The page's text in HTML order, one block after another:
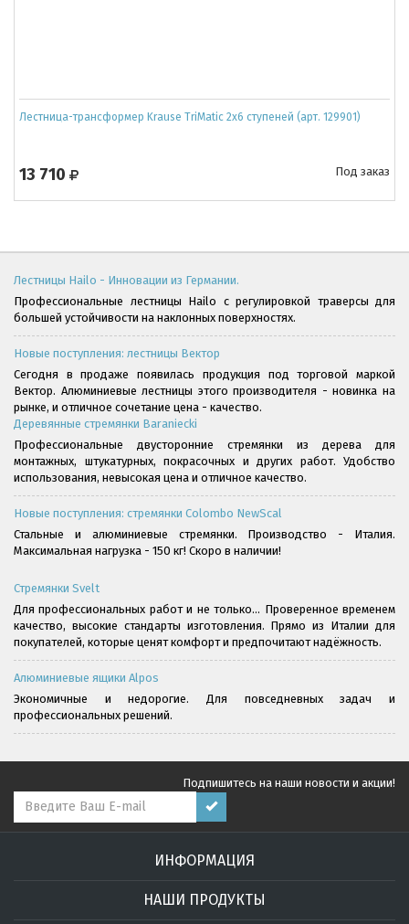
Лестница-трансформер Krause TriMatic 2x6 ступеней (арт. 129901)
13 710 Под заказ
Лестницы Hailo - Инновации из Германии.
Профессиональные лестницы Hailo с регулировкой траверсы для
большей устойчивости на наклонных поверхностях.
Новые поступления: лестницы Вектор
Сегодня в продаже появилась продукция под торговой маркой
Вектор. Алюминиевые лестницы этого производителя - новинка на
рынке, и отличное сочетание цена - качество.
Деревянные стремянки Baraniecki
Профессиональные двусторонние стремянки из дерева для
монтажных, штукатурных, покрасочных и других работ. Удобство
использования, невысокая цена и отличное качество.
Новые поступления: стремянки Colombo NewScal
Стальные и алюминиевые стремянки. Производство - Италия.
Максимальная нагрузка - 150 кг! Скоро в наличии!
Стремянки Svelt
Для профессиональных работ и не только... Проверенное временем
качество, высокие стандарты изготовления. Прямо из Италии для
покупателей, которые ценят комфорт и предпочитают надёжность.
Алюминиевые ящики Alpos
Экономичные и недорогие. Для повседневных задач и
профессиональных решений.
Подпишитесь на наши новости и акции!
ИНФОРМАЦИЯ
НАШИ ПРОДУКТЫ